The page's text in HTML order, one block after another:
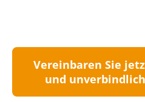
Vereinbaren Sie
und